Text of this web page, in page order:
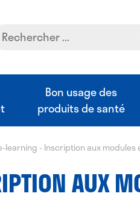
Bon usage des
produits de santé
learning - Inscription aux modules
AUX